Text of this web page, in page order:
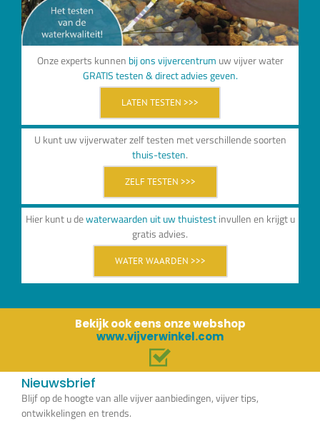
Onze experts kunnen bij ons vijvercentrum uw vijver water
GRATIS testen & direct advies geven.
LATEN TESTEN >>>
U kunt uw vijverwater zelf testen met verschillende soorten
thuis-testen.
ZELF TESTEN >>>
Hier kunt u dewaterwaarden uit uw thuistestinvullen en krijgt u
gratis advies.
WATER WAARDEN >>>
Bekijk ook eens onze webshop
www.vijverwinkel.com
Nieuwsbrief
Blijf op de hoogte van alle vijver aanbiedingen, vijver tips,
ontwikkelingen en trends.